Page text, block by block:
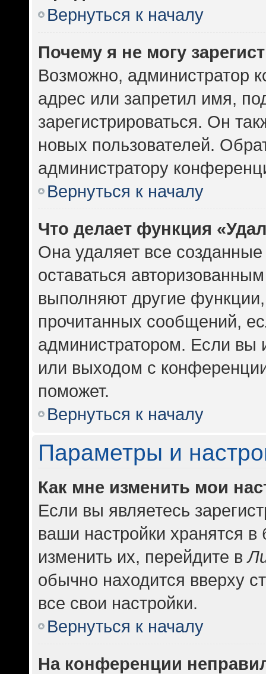
Вернуться к началу
Почему я не могу
Возможно, администратор
адрес или запретил имя,
зарегистрироваться. Он
новых пользователей.
администратору
Вернуться к началу
Что делает функция
Она удаляет все
оставаться
выполняют другие
прочитанных сообщений,
администратором. Если вы
или выходом с
поможет.
Вернуться к началу
Параметры и
Как мне изменить мои
Если вы являетесь
ваши настройки хранятся
изменить их, перейдите в
обычно находится вверху
все свои настройки.
Вернуться к началу
На конференции